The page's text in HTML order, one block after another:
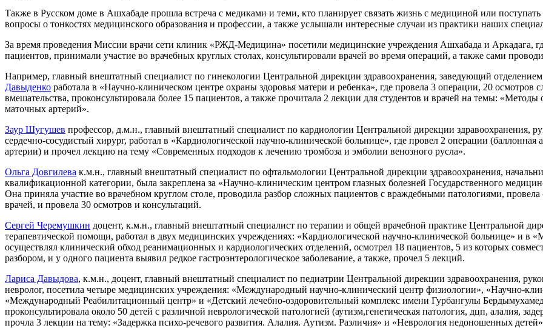
Также в Русском доме в Ашхабаде прошла встреча с медиками и теми, кто планирует связать жизнь с медициной или
вопросы о тонкостях медицинского образования и профессии, а также услышали интересные случаи из практики наших
За время проведения Миссии врачи сети клиник «РЖД-Медицина» посетили медицинские учреждения Ашхабада и Аркадага,
пациентов, принимали участие во врачебных круглых столах, консультировали врачей во время операций, а также сами
Например, главный внештатный специалист по гинекологии Центральной дирекции здравоохранения, заведующий
Давыденко работала в «Научно-клиническом центре охраны здоровья матери и ребенка», где провела 3 операции, 20
вмешательства, проконсультировала более 15 пациентов, а также прочитала 2 лекции для студентов и врачей на темы:
маточных артерий».
Заур Шугушев профессор, д.м.н., главный внештатный специалист по кардиологии Центральной дирекции здравоохранения,
сердечно-сосудистый хирург, работал в «Кардиологической научно-клинической больнице», где провел 2 операции
артерии) и прочел лекцию на тему «Современных подходов к лечению тромбоза и эмболии венозного русла».
Ольга Довгилева к.м.н., главный внештатный специалист по офтальмологии Центральной дирекции здравоохранения,
квалификационной категории, была закреплена за «Научно-клиническим центром глазных болезней Государственного
Она приняла участие во врачебном круглом столе, проводила разбор сложных пациентов с враждебными патологиями,
врачей, и провела 30 осмотров и консультаций.
Сергей Черемушкин доцент, к.м.н., главный внештатный специалист по терапии и общей врачебной практике Центральной
терапевтической помощи, работал в двух медицинских учреждениях: «Кардиологической научно-клинической больнице» и
осуществлял клинический обход реанимационных и кардиологических отделений, осмотрел 18 пациентов, 5 из которых
разбором, и у одного пациента выявил редкое гастроэнтерологическое заболевание, а также, прочел 5 лекций.
Лариса Давыдова, к.м.н., доцент, главный внештатный специалист по педиатрии Центральной дирекции здравоохранения,
невролог, посетила четыре медицинских учреждения: «Международный научно-клинический центр физиологии», «Научно-
«Международный Реабилитационный центр» и «Детский лечебно-оздоровительный комплекс имени Гурбангулы
проконсультировала около 50 детей с различной неврологической патологией (аутизм,генетическая патология, дцп, алалия,
прочла 3 лекции на тему: «Задержка психо-речевого развития. Алалия. Аутизм. Различия» и «Неврология недоношенных